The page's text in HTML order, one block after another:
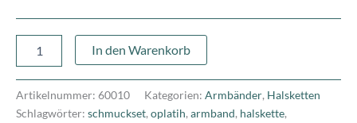
In den Warenkorb
Artikelnummer: 60010 Kategorien: Armbänder, Halsketten
Schlagwörter: schmuckset, oplatih, armband, halskette,